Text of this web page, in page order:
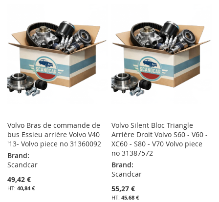
LISTE
D’ENVIE
LISTE
D’ENVIE
Volvo Bras de commande de
bus Essieu arrière Volvo V40
'13- Volvo piece no 31360092
Brand:
Scandcar
49,42 €
40,84 €
Volvo Silent Bloc Triangle
Arrière Droit Volvo S60 - V60 -
XC60 - S80 - V70 Volvo piece
no 31387572
Brand:
Scandcar
55,27 €
45,68 €